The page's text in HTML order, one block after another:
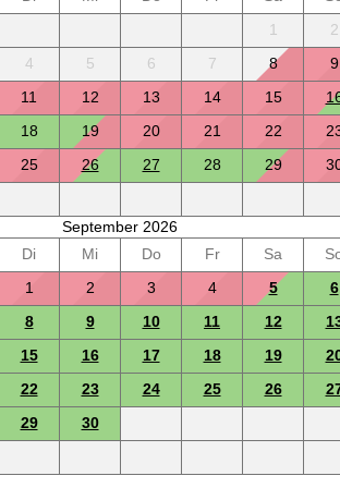
1
2
4 5 6 7 8
9
11 12 13 14 15
18 19 20 21 22
25 26 27 28 29
September 2026
Di Mi Do Fr Sa
1 2 3 4 5
6
8 9 10 11 12
15 16 17 18 19
22 23 24 25 26
29
30